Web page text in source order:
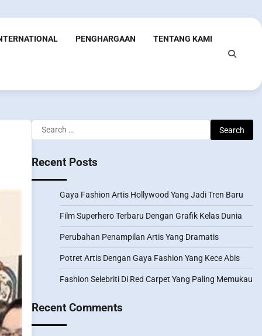
PENGHARGAAN TENTANG KAMI
Search
for:
Recent Posts
Gaya Fashion Artis Hollywood Yang Jadi Tren Baru
Film Superhero Terbaru Dengan Grafik Kelas Dunia
Perubahan Penampilan Artis Yang Dramatis
Potret Artis Dengan Gaya Fashion Yang Kece Abis
Fashion Selebriti Di Red Carpet Yang Paling Memukau
Recent Comments